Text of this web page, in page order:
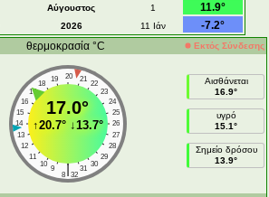
Αύγουστος 1
11.9°
2026 11 Ιάν
-7.2°
θερμοκρασία °C
Εκτός Σύνδεσης
20
19 21
18
22
17
23
16
24
15
25
14
26
13
27
12
28
11
29
10
30
9 31
|
8 32
17.0°
↑20.7°↓13.7°
Αισθάνεται
16.9°
υγρό
15.1°
Σημείο δρόσου
13.9°